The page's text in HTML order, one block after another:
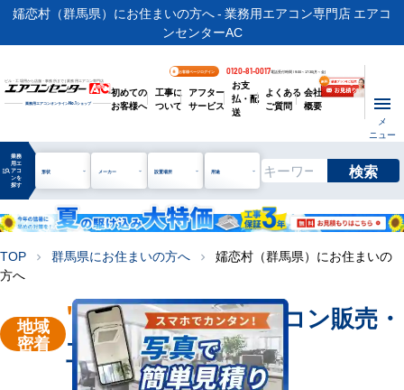
嬬恋村（群馬県）にお住まいの方へ - 業務用エアコン専門店 エアコ
ンセンターAC
ビル・工場用から店舗・事務所まで | 業務用エアコン専門店
業務用エアコンオンラインNo.1ショップ
お客様ページログイン 0120-81-0017電話受付時間 / 9:00～17:30(月～金)
初めての
お客様へ
工事に
ついて
アフター
サービス
お支
払・配
送
よくある
ご質問
会社
概要
メ
ニュー
manage_search
業務
用エ
アコ
ンを
探す
形状 メーカー 設置場所 用途 検索
TOP chevron_right 群馬県にお住まいの方へ chevron_right
嬬恋村（群馬県）にお住まいの
方へ
地域
密着
"嬬恋村"業務用エアコン販売・
工事を承ります